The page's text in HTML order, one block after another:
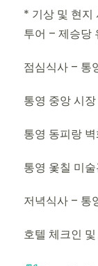
* 기상 및 현지
투어 – 제승당
점심식사 – 통
통영 중앙 시장
통영 동피랑
통영 옻칠 미
저녁식사 – 통
호텔 체크인